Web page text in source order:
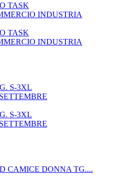
TASK
INDUSTRIA
TASK
INDUSTRIA
S-3XL
S-3XL
CAMICE DONNA TG....